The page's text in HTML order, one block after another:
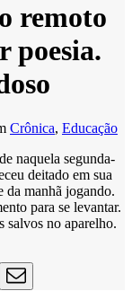
remoto
poesia.
Crônica, Educação
naquela segunda-
deitado em sua
da manhã jogando.
para se levantar.
salvos no aparelho.